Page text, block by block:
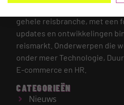
gehele reisbranche, met een
updates en ontwikkelingen
reismarkt. Onderwerpen die
onder meer Technologie,
E-commerce en HR.
CATEGORIEËN
Nieuws